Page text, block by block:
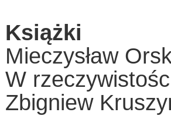
Książki
Mieczysław
W
Zbigniew